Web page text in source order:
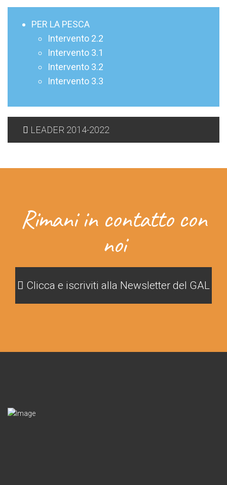
PER LA PESCA
Intervento 2.2
Intervento 3.1
Intervento 3.2
Intervento 3.3
LEADER 2014-2022
Rimani in contatto con
noi
Clicca e iscriviti alla Newsletter del GAL